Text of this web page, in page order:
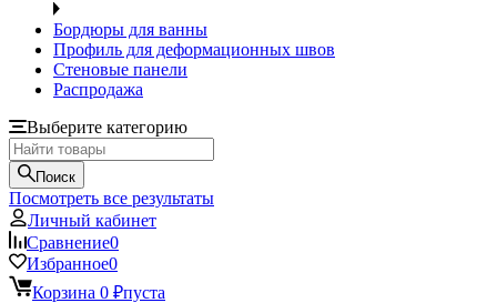
Бордюры для ванны
Профиль для деформационных швов
Стеновые панели
Распродажа
Выберите категорию
Поиск
Посмотреть все результаты
Личный кабинет
Сравнение0
Избранное0
Корзина 0 ₽пуста